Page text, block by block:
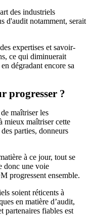
des industriels
d'audit notamment, serait
expertises et savoir-
ce qui diminuerait
dégradant encore sa
progresser ?
maîtriser les
mieux maîtriser cette
parties, donneurs
à ce jour, tout se
donc une voie
progressent ensemble.
soient réticents à
en matière d’audit,
partenaires fiables est